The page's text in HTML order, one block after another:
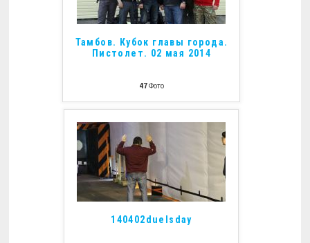
Тамбов. Кубок главы города.
Пистолет. 02 мая 2014
47Фото
140402duelsday